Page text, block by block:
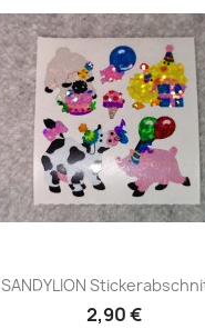
SANDYLION
2,90 €